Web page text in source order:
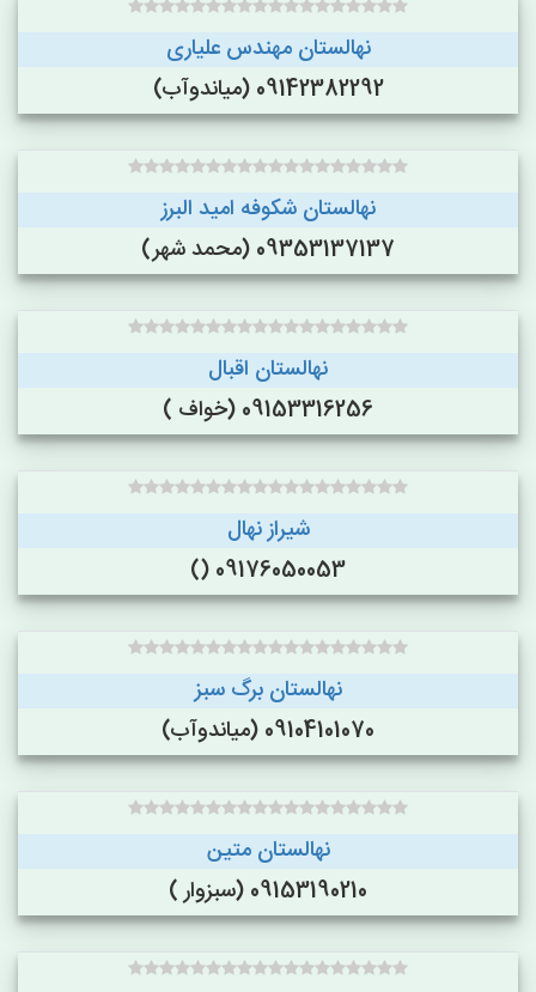
نهالستان مهندس علیاری
09142382292 (میاندوآب)
نهالستان شکوفه امید البرز
09353137137 (محمد شهر)
نهالستان اقبال
09153316256 (خواف )
شیراز نهال
09176050053 ()
نهالستان برگ سبز
09104101070 (میاندوآب)
نهالستان متین
09153190210 (سبزوار )